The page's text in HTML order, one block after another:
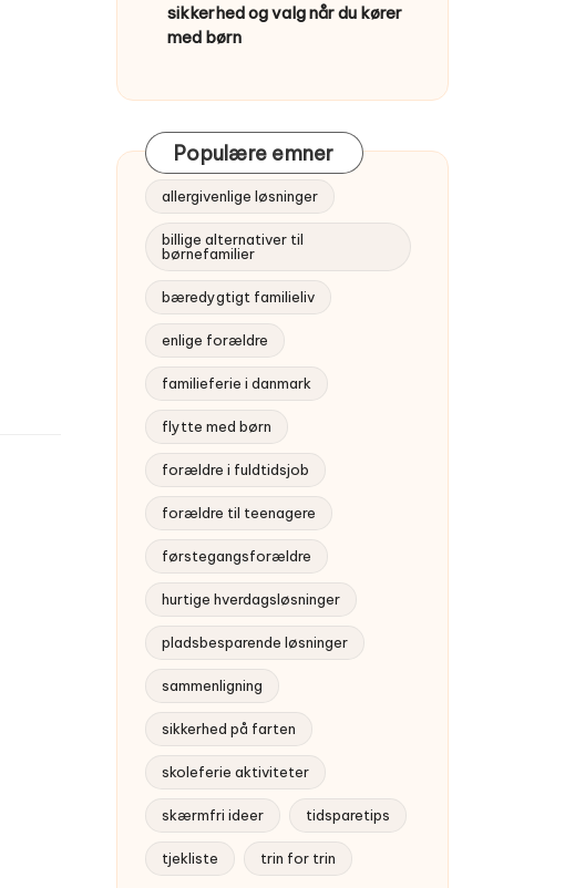
sikkerhed og valg når du kører
med børn
Populære emner
allergivenlige løsninger
billige alternativer til
børnefamilier
bæredygtigt familieliv
enlige forældre
familieferie i danmark
flytte med børn
forældre i fuldtidsjob
forældre til teenagere
førstegangsforældre
hurtige hverdagsløsninger
pladsbesparende løsninger
sammenligning
sikkerhed på farten
skoleferie aktiviteter
skærmfri ideer tidsparetips
tjekliste trin for trin